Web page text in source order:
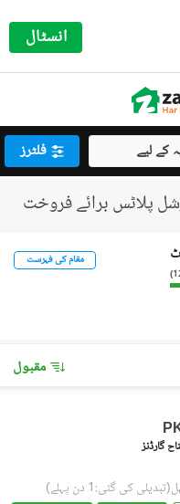
انسٹال
کے لیے فلٹرز
)
مقام کی فہرست
مقبول
(تبدیلی کی گئی:1 دن پہلے)